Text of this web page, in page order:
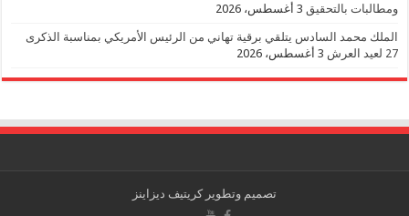
ومطالبات بالتحقيق 3 أغسطس، 2026
الملك محمد السادس يتلقي برقية تهاني من الرئيس الأمريكي بمناسبة الذكرى
27 لعيد العرش
3 أغسطس، 2026
تصميم وتطويركريتيف ديزاينز